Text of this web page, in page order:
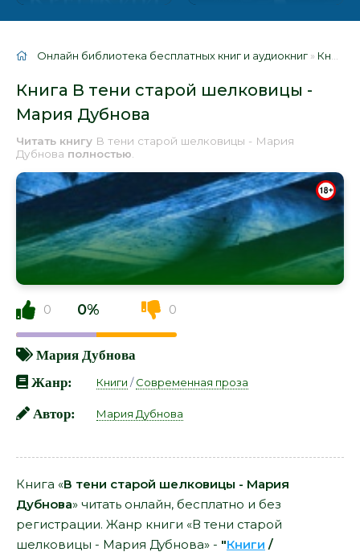
Онлайн библиотека бесплатных книг и аудиокниг » Книги
Книга В тени старой шелковицы -
Мария Дубнова
Читать книгу В тени старой шелковицы - Мария
Дубнова полностью
0 0% 0
Мария Дубнова
Жанр:
Книги /Современная проза
Автор: Мария Дубнова
Книга «В тени старой шелковицы - Мария
Дубнова» читать онлайн, бесплатно и без
регистрации. Жанр книги «В тени старой
шелковицы - Мария Дубнова» - "Книги /